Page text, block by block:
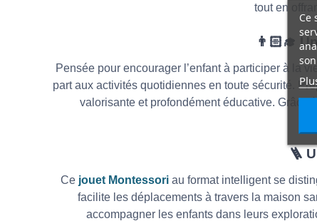
Ce
tout en
👨🏻
Pensée pour encourager l’enfant à participer à la
part aux activités quotidiennes en toute sécurité.
valorisante et profondément éducative. Grâce
🪜
Ce jouet Montessori au format intelligent se
facilite les déplacements à travers la maison
accompagner les enfants dans leurs